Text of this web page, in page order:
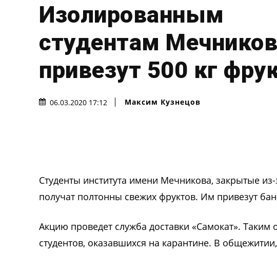
Изолированным
студентам
привезут 500 кг
06.03.2020 17:12 Максим Кузнецов
Студенты института имени Мечникова, закрытые
получат полтонны свежих фруктов. Им привезут
Акцию проведет служба доставки «Самокат».
студентов, оказавшихся на карантине. В